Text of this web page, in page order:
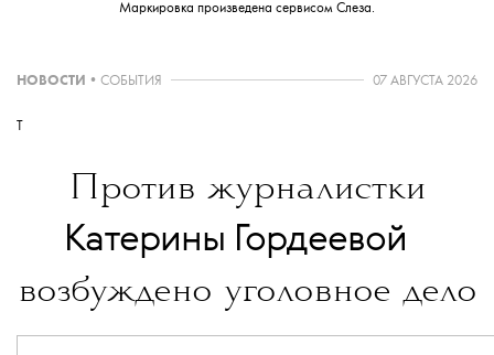
12storeez мы подробно разбирали
Маркировка произведена сервисом Слеза.
НОВОСТИ • СОБЫТИЯ 07 АВГУСТА 2026
T
Против журналистки
Катерины Гордеевой
возбуждено уголовное дело